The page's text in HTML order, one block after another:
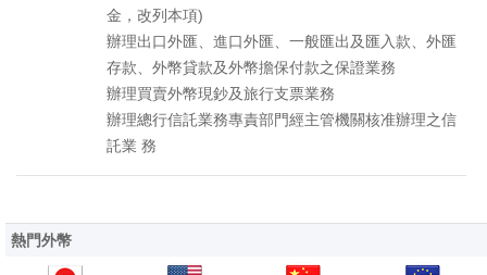
金，改列本項)
辦理出口外匯、進口外匯、一般匯出及匯入款、外匯
存款、外幣貸款及外幣擔保付款之保證業務
辦理買賣外幣現鈔及旅行支票業務
辦理總行信託業務專責部門經主管機關核准辦理之信
託業 務
熱門外幣